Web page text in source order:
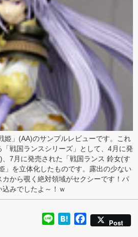
姫 」(AA)のサンプルレビューです。これ
戦国ランスシリーズ」として、 4月に発
7月に発売された「戦国ランス 鈴女(す
」を立体化したものです。露出の少ない
から覗く 絶対領域がセクシーです！パ
込みでしたよ～！ｗ
Line HatenaFacebook
Post